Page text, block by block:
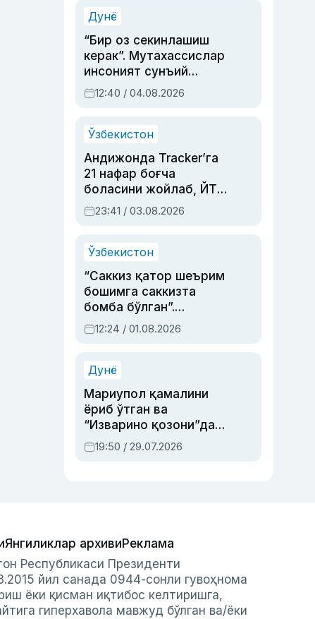
синовларга тўла ҳаёти
Дунё
“Бир оз секинлашиш
керак”. Мутахассислар
инсоният сунъий
интеллектни бошқара
олмай қолишидан
12:40 / 04.08.2026
Ўзбекистон
Андижонда Tracker’га
21 нафар боғча
боласини жойлаб, ЙТҲ
содир этган аёлга суд
ҳукми ўқилди
23:41 / 03.08.2026
Ўзбекистон
“Саккиз қатор шеърим
бошимга саккизта
бомба бўлган”.
Абдулла Ориповни
сиёсий айбловлардан
12:24 / 01.08.2026
Дунё
Мариупол қамалини
ёриб ўтган ва
“Изварино қозони”дан
чиққан қаҳрамон —
Украина армияси бош
19:50 / 29.07.2026
Янгиликлар архивиРеклама
Республикаси Президенти
йил санада 0944-сонли гувоҳнома
ёки қисман иқтибос келтиришга,
гиперхавола мавжуд бўлган ва/ёки